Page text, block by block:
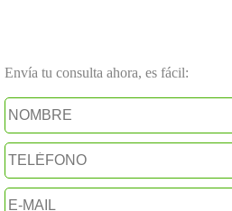
Envía tu consulta ahora, es fácil: